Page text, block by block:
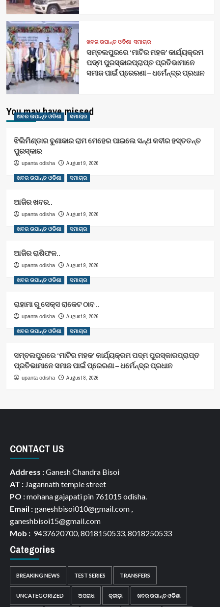
ଖବର ଉପାନ୍ତ ଓଡିଶା ସମାଚାର
ସମ୍ବଲପୁରରେ ‘ମାଟିର ମହକ’ କାର୍ଯ୍ୟକ୍ରମ
ପଦ୍ମ ପୁରସ୍କାରପ୍ରାପ୍ତ ପ୍ରତିଭାମାନେ
ସମାଜ ପାଇଁ ପ୍ରେରଣା – ଧର୍ମେନ୍ଦ୍ର ପ୍ରଧାନ
You may have missed
ଖବର ଉପାନ୍ତ ଓଡିଶା ସମାଚାର
ଝିଲିମିଣ୍ଡାର ବୁଣାକାର ରାମ ମେହେର ପାଇଲେ ସନ୍ଥ କବୀର ହସ୍ତତନ୍ତ
ପୁରସ୍କାର
upanta odisha August 9, 2026
ଖବର ଉପାନ୍ତ ଓଡିଶା ସମାଚାର
ଆଜିର ଖବର..
upanta odisha August 9, 2026
ଖବର ଉପାନ୍ତ ଓଡିଶା ସମାଚାର
ଆଜିର ରାଶିଫଳ..
upanta odisha August 9, 2026
ଖବର ଉପାନ୍ତ ଓଡିଶା ସମାଚାର
ରାହାମା ରୁ ସେକ୍ସ ରାକେଟ ଠାବ ..
upanta odisha August 9, 2026
ଖବର ଉପାନ୍ତ ଓଡିଶା ସମାଚାର
ସମ୍ବଲପୁରରେ ‘ମାଟିର ମହକ’ କାର୍ଯ୍ୟକ୍ରମ ପଦ୍ମ ପୁରସ୍କାରପ୍ରାପ୍ତ
ପ୍ରତିଭାମାନେ ସମାଜ ପାଇଁ ପ୍ରେରଣା – ଧର୍ମେନ୍ଦ୍ର ପ୍ରଧାନ
upanta odisha August 8, 2026
CONTACT US
Address :Ganesh Chandra Bisoi
AT : Jagannath temple street
PO :mohana gajapati pin 761015 odisha.
Email :ganeshbisoi010@gmail.com ,
ganeshbisoi15@gmail.com
Mob : 9437620700, 8018150533, 8018250533
Categories
BREAKING NEWS TEST SERIES TRANSFERS
UNCATEGORIZED ଅପରାଧ କ୍ରୀଡ଼ା ଖବର ଉପାନ୍ତ ଓଡିଶା